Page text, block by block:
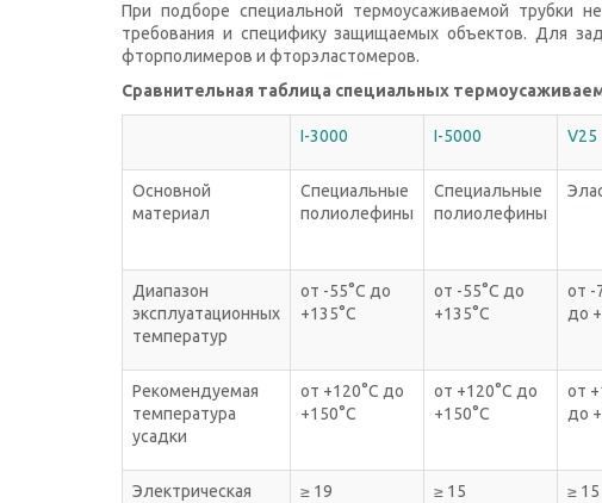
При подборе специальной термоусаживаемой трубки
требования и специфику защищаемых объектов. Для
фторполимеров и фторэластомеров.
Сравнительная таблица специальных
I-3000 I-5000 V25
Основной
материал
Специальные
полиолефины
Специальные
полиолефины
Диапазон
эксплуатационных
температур
от -55°С до
+135°С
от -55°С до
+135°С
от -
до
Рекомендуемая
температура
усадки
от +120°С до
+150°С
от +120°С до
+150°С
от
до
Электрическая
≥ 19 ≥ 15 ≥ 15